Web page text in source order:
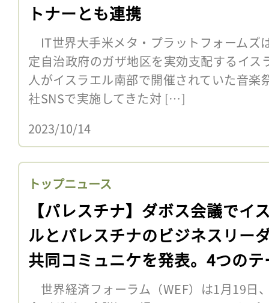
トナーとも連携
IT世界大手米メタ・プラットフォームズ
定自治政府のガザ地区を実効支配するイス
人がイスラエル南部で開催されていた音楽
社SNSで実施してきた対 […]
2023/10/14
トップニュース
【パレスチナ】ダボス会議でイ
ルとパレスチナのビジネスリー
共同コミュニケを発表。4つのテ
世界経済フォーラム（WEF）は1月19日